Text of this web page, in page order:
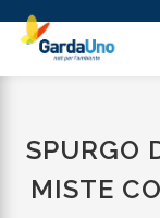
Gardauno
Spa
SPURGO
MISTE